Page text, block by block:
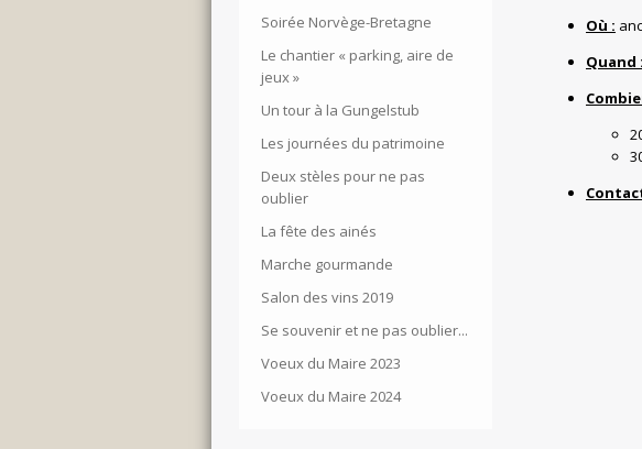
Soirée Norvège-Bretagne
Le chantier « parking, aire de
jeux »
Un tour à la Gungelstub
Les journées du patrimoine
Deux stèles pour ne pas
oublier
La fête des ainés
Marche gourmande
Salon des vins 2019
Se souvenir et ne pas oublier...
Voeux du Maire 2023
Voeux du Maire 2024
Où :
Quand :